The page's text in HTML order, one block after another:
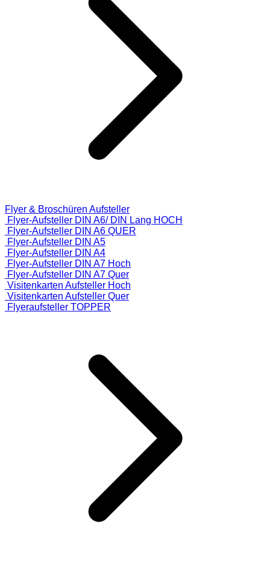
Flyer & Broschüren Aufsteller
Flyer-Aufsteller DIN A6/ DIN Lang HOCH
Flyer-Aufsteller DIN A6 QUER
Flyer-Aufsteller DIN A5
Flyer-Aufsteller DIN A4
Flyer-Aufsteller DIN A7 Hoch
Flyer-Aufsteller DIN A7 Quer
Visitenkarten Aufsteller Hoch
Visitenkarten Aufsteller Quer
Flyeraufsteller TOPPER